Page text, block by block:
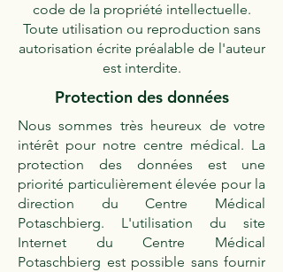
code de la propriété intellectuelle.
Toute utilisation ou reproduction sans
autorisation écrite préalable de l'auteur
est interdite.
Protection des données
Nous sommes très heureux de votre
intérêt pour notre centre médical. La
protection des données est une
priorité particulièrement élevée pour la
direction du Centre Médical
Potaschbierg. L'utilisation du site
Internet du Centre Médical
Potaschbierg est possible sans fournir